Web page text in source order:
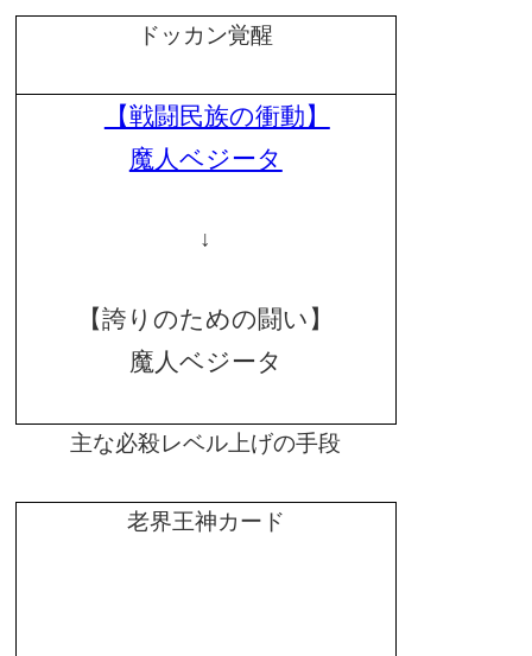
ドッカン覚醒
【戦闘民族の衝動】
魔人ベジータ
↓
【誇りのための闘い】
魔人ベジータ
主な必殺レベル上げの手段
老界王神カード